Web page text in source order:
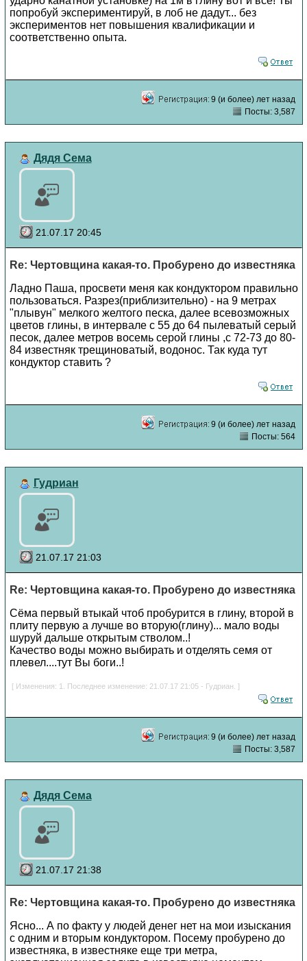
попробуй экспериментируй, в лоб не дадут... без
экспериментов нет повышения квалификации и
соответственно опыта.
9 (и более) лет назад
Посты: 3,587
Дядя Сема
21.07.17 20:45
Re: Чертовщина какая-то. Пробурено до известняка
Ладно Паша, просвети меня как кондуктором правильно
пользоваться. Разрез(приблизительно) - на 9 метрах
"плывун" мелкого желтого песка, далее всевозможных
цветов глины, в интервале с 55 до 64 пылеватый серый
песок, далее метров восемь серой глины ,с 72-73 до 80-
84 известняк трещиноватый, водонос. Так куда тут
кондуктор ставить ?
9 (и более) лет назад
Посты: 564
Гудриан
21.07.17 21:03
Re: Чертовщина какая-то. Пробурено до известняка
Сёма первый втыкай чтоб пробурится в глину, второй в
плиту первую а лучше во вторую(глину)... мало воды
шуруй дальше открытым стволом..!
Качество воды можно выбирать и отделять семя от
плевел....тут Вы боги..!
[ Изменения: 1. Последнее изменение: 21.07.17 21:05 - Гудриан. ]
9 (и более) лет назад
Посты: 3,587
Дядя Сема
21.07.17 21:38
Re: Чертовщина какая-то. Пробурено до известняка
Ясно... А по факту у людей денег нет на мои изыскания
с одним и вторым кондуктором. Посему пробурено до
известняка, в известняке еще три метра,